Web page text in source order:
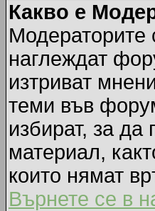
Какво е
Модераторите
наглеждат
изтриват
теми във
избират, за да
материал,
които нямат
Върнете се в